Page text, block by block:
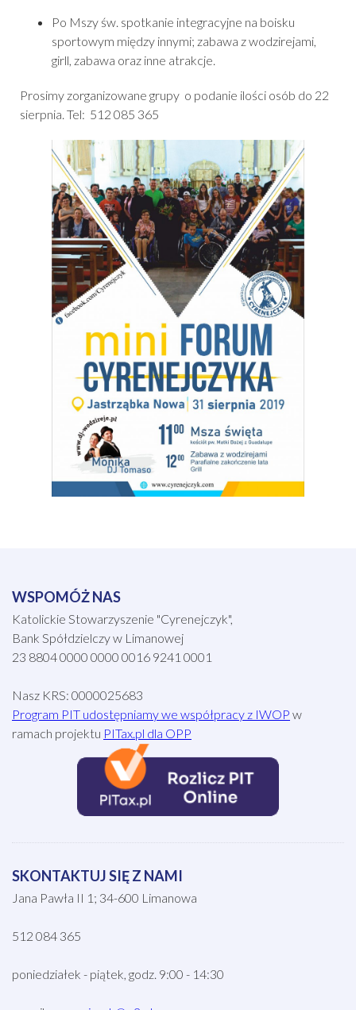
Po Mszy św. spotkanie integracyjne na boisku
sportowym między innymi; zabawa z wodzirejami,
girll, zabawa oraz inne atrakcje.
Prosimy zorganizowane grupy o podanie ilości osób do 22
sierpnia. Tel: 512 085 365
WSPOMÓŻ NAS
Katolickie Stowarzyszenie "Cyrenejczyk",
Bank Spółdzielczy w Limanowej
23 8804 0000 0000 0016 9241 0001
Nasz KRS: 0000025683
Program PIT udostępniamy we współpracy z IWOP w
ramach projektu PITax.pl dla OPP
SKONTAKTUJ SIĘ Z NAMI
Jana Pawła II 1; 34-600 Limanowa
512 084 365
poniedziałek - piątek, godz. 9:00 - 14:30